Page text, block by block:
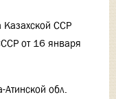
Казахской ССР
от 16 января
Атинской обл.